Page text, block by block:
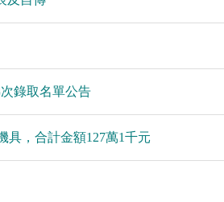
錄取名單公告
具，合計金額127萬1千元